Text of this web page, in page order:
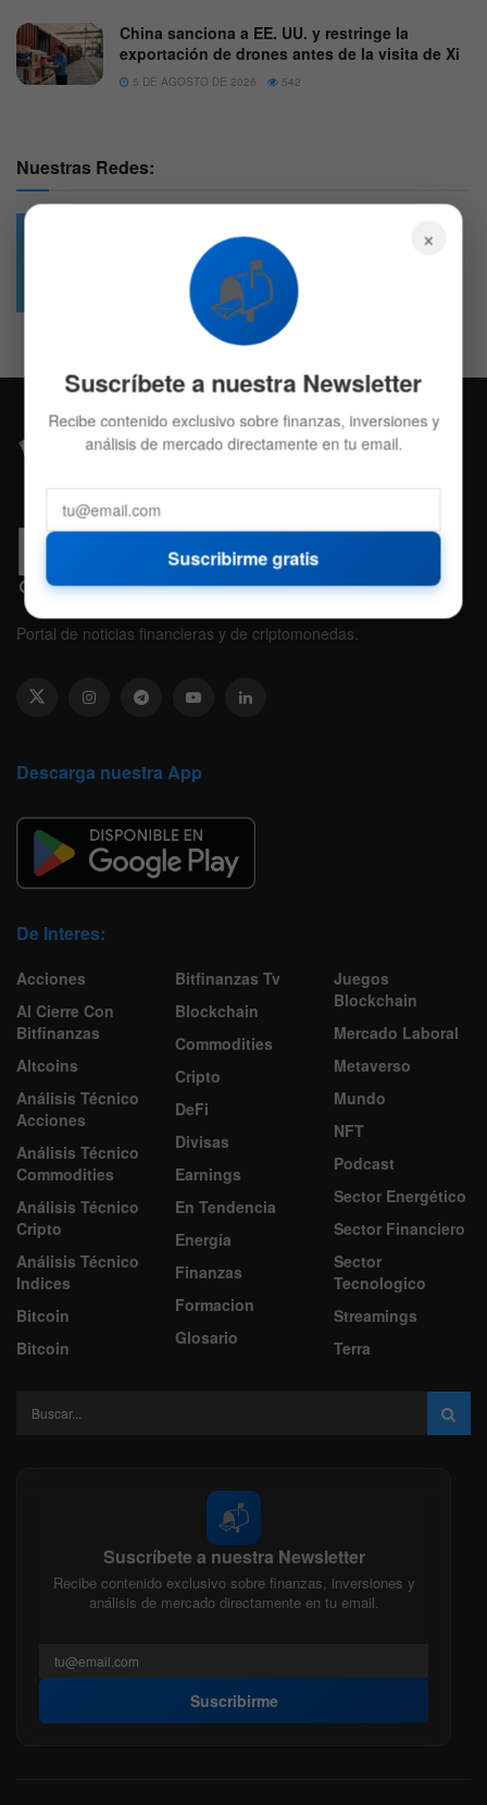
China sanciona a EE. UU. y restringe la
exportación de drones antes de la visita de Xi
5 DE AGOSTO DE 2026 542
Nuestras Redes:
4.7k
Followers
Portal de noticias financieras y de criptomonedas.
Descarga nuestra App
De Interes:
Acciones
Al Cierre Con
Bitfinanzas
Altcoins
Análisis Técnico
Acciones
Análisis Técnico
Commodities
Análisis Técnico
Cripto
Análisis Técnico
Indices
Bitcoin
Bitcoin
Bitfinanzas Tv
Blockchain
Commodities
Cripto
DeFi
Divisas
Earnings
En Tendencia
Energía
Finanzas
Formacion
Glosario
Juegos
Blockchain
Mercado Laboral
Metaverso
Mundo
NFT
Podcast
Sector Energético
Sector Financiero
Sector
Tecnologico
Streamings
Terra
📬
Suscríbete a nuestra Newsletter
Recibe contenido exclusivo sobre finanzas, inversiones y
análisis de mercado directamente en tu email.
Suscribirme
×
📬
Suscríbete a nuestra Newsletter
Recibe contenido exclusivo sobre finanzas, inversiones y
análisis de mercado directamente en tu email.
Suscribirme gratis